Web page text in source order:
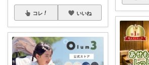
コレ いいね